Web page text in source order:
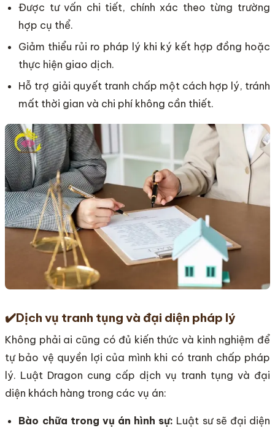
Được tư vấn chi tiết, chính xác theo từng trường
hợp cụ thể.
Giảm thiểu rủi ro pháp lý khi ký kết hợp đồng hoặc
thực hiện giao dịch.
Hỗ trợ giải quyết tranh chấp một cách hợp lý, tránh
mất thời gian và chi phí không cần thiết.
✔️Dịch vụ tranh tụng và đại diện pháp lý
Không phải ai cũng có đủ kiến thức và kinh nghiệm để
tự bảo vệ quyền lợi của mình khi có tranh chấp pháp
lý. Luật Dragon cung cấp dịch vụ tranh tụng và đại
diện khách hàng trong các vụ án:
Bào chữa trong vụ án hình sự: Luật sư sẽ đại diện